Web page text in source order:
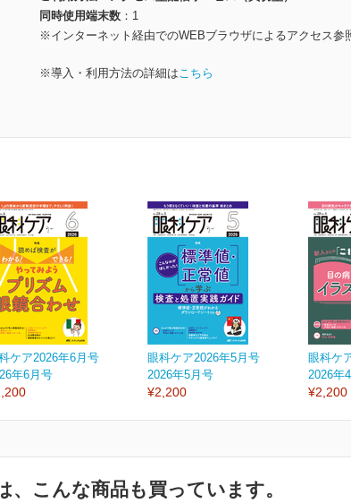
同時使用端末数
1
※インターネット経由でのWEBブラウザによるアクセス参
※導入・利用方法の詳細はこちら
ケア2026年6月号
年6月号
眼科ケア2026年5月号
2026年5月号
¥2,200
眼科ケ
2026年
¥2,200
、こんな商品も買っています。